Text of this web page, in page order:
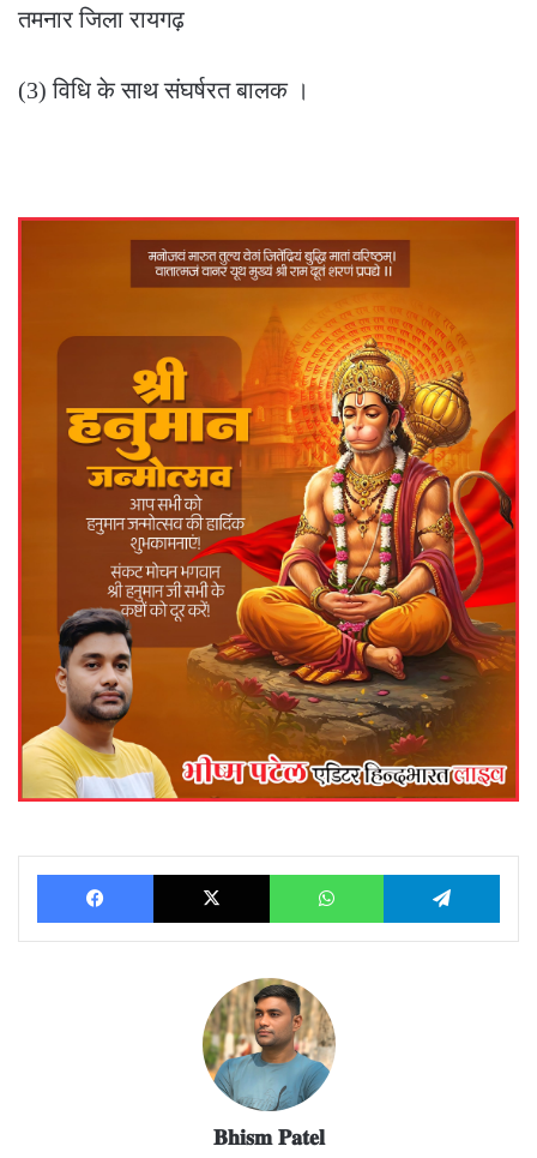
तमनार जिला रायगढ़
(3) विधि के साथ संघर्षरत बालक ।
Facebook X WhatsApp
𝐁𝐡𝐢𝐬𝐦 𝐏𝐚𝐭𝐞𝐥